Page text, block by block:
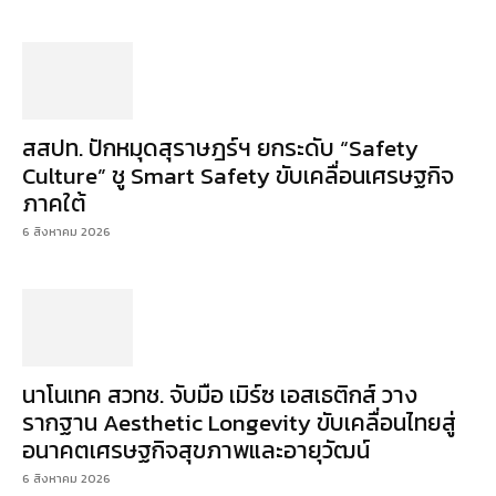
สสปท. ปักหมุดสุราษฎร์ฯ ยกระดับ “Safety
Culture” ชู Smart Safety ขับเคลื่อนเศรษฐกิจ
ภาคใต้
6 สิงหาคม 2026
นาโนเทค สวทช. จับมือ เมิร์ซ เอสเธติกส์ วาง
รากฐาน Aesthetic Longevity ขับเคลื่อนไทยสู่
อนาคตเศรษฐกิจสุขภาพและอายุวัฒน์
6 สิงหาคม 2026